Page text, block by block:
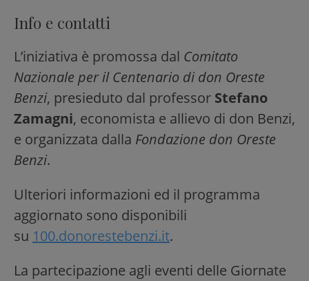
Info e contatti
L’iniziativa è promossa dal Comitato
Nazionale per il Centenario di don Oreste
Benzi, presieduto dal professor Stefano
Zamagni, economista e allievo di don Benzi,
e organizzata dalla Fondazione don Oreste
Benzi.
Ulteriori informazioni ed il programma
aggiornato sono disponibili
su 100.donorestebenzi.it.
La partecipazione agli eventi delle Giornate